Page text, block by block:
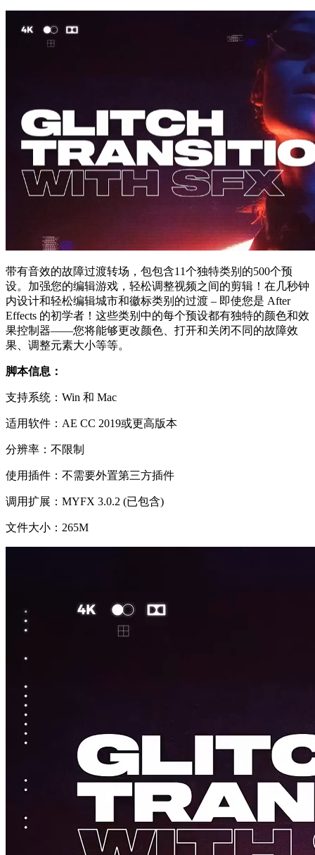
带有音效的故障过渡转场，包包含11个独特类别的500个预
设。加强您的编辑游戏，轻松调整视频之间的剪辑！在几秒钟
内设计和轻松编辑城市和徽标类别的过渡 – 即使您是 After
Effects 的初学者！这些类别中的每个预设都有独特的颜色和效
果控制器——您将能够更改颜色、打开和关闭不同的故障效
果、调整元素大小等等。
脚本信息：
支持系统：Win 和 Mac
适用软件：AE CC 2019或更高版本
分辨率：不限制
使用插件：不需要外置第三方插件
调用扩展：MYFX 3.0.2 (已包含)
文件大小：265M